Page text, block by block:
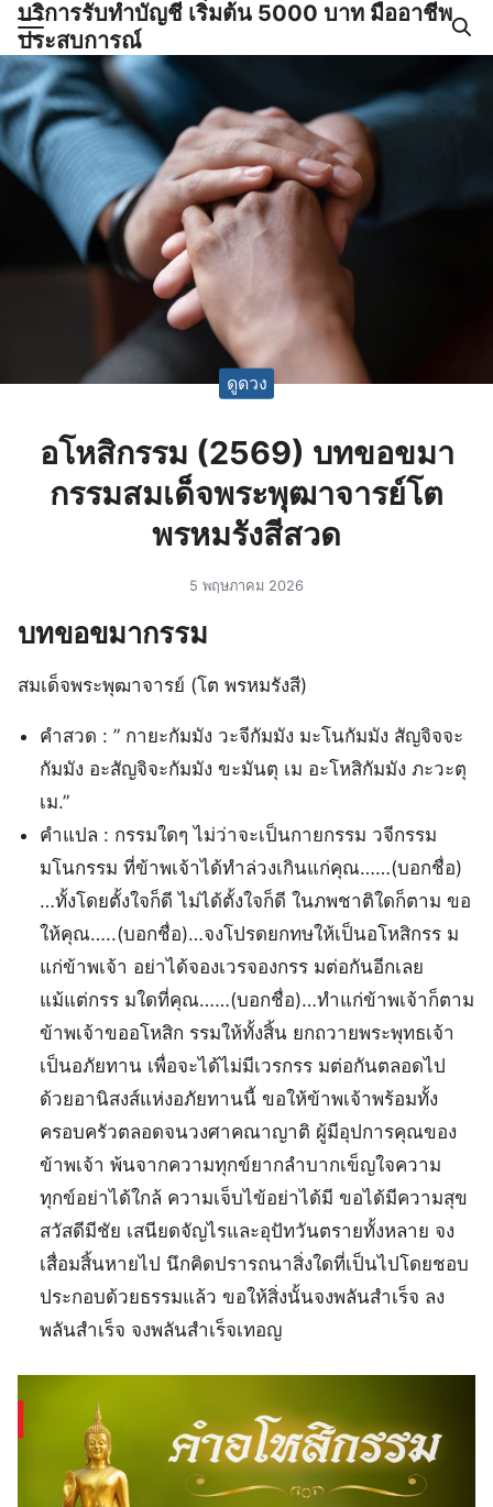
Skip
content
บริการรับทำบัญชี เริ่มต้น 5000 บาท มืออาชีพ
ประสบการณ์
ญชีและภาษีครบวงจร |
Search
for:
ดูดวง
อโหสิกรรม (2569) บทขอขมา
กรรมสมเด็จพระพุฒาจารย์โต
พรหมรังสีสวด
5 พฤษภาคม 2026
บทขอขมากรรม
สมเด็จพระพุฒาจารย์ (โต พรหมรังสี)
คำสวด : ” กายะกัมมัง วะจีกัมมัง มะโนกัมมัง สัญจิจจะ
กัมมัง อะสัญจิจะกัมมัง ขะมันตุ เม อะโหสิกัมมัง ภะวะตุ
เม.”
คำแปล : กรรมใดๆ ไม่ว่าจะเป็นกายกรรม วจีกรรม
มโนกรรม ที่ข้าพเจ้าได้ทำล่วงเกินแก่คุณ……(บอกชื่อ)
…ทั้งโดยตั้งใจก็ดี ไม่ได้ตั้งใจก็ดี ในภพชาติใดก็ตาม ขอ
ให้คุณ…..(บอกชื่อ)…จงโปรดยกทษให้เป็นอโหสิกรร ม
แก่ข้าพเจ้า อย่าได้จองเวรจองกรร มต่อกันอีกเลย
แม้แต่กรร มใดที่คุณ……(บอกชื่อ)…ทำแก่ข้าพเจ้าก็ตาม
ข้าพเจ้าขออโหสิก รรมให้ทั้งสิ้น ยกถวายพระพุทธเจ้า
เป็นอภัยทาน เพื่อจะได้ไม่มีเวรกรร มต่อกันตลอดไป
ด้วยอานิสงส์แห่งอภัยทานนี้ ขอให้ข้าพเจ้าพร้อมทั้ง
ครอบครัวตลอดจนวงศาคณาญาติ ผู้มีอุปการคุณของ
ข้าพเจ้า พ้นจากความทุกข์ยากลำบากเข็ญใจความ
ทุกข์อย่าได้ใกล้ ความเจ็บไข้อย่าได้มี ขอได้มีความสุข
สวัสดีมีชัย เสนียดจัญไรและอุปัทวันตรายทั้งหลาย จง
เสื่อมสิ้นหายไป นึกคิดปรารถนาสิ่งใดที่เป็นไปโดยชอบ
ประกอบด้วยธรรมแล้ว ขอให้สิ่งนั้นจงพลันสำเร็จ ลง
พลันสำเร็จ จงพลันสำเร็จเทอญ